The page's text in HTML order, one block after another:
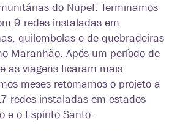
do Nupef. Terminamos
9 redes instaladas em
quilombolas e de quebradeiras
Maranhão. Após um período de
as viagens ficaram mais
meses retomamos o projeto a
redes instaladas em estados
e o Espírito Santo.